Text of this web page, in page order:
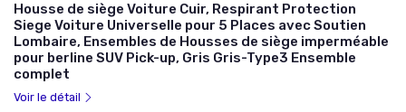
Housse de siège Voiture Cuir, Respirant Protection
Siege Voiture Universelle pour 5 Places avec Soutien
Lombaire, Ensembles de Housses de siège imperméable
pour berline SUV Pick-up, Gris Gris-Type3 Ensemble
complet
Voir le détail